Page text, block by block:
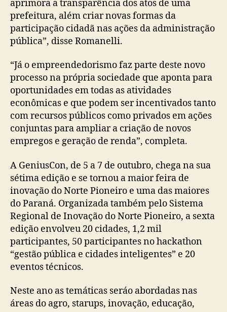
aprimora a transparência dos atos de uma
prefeitura, além criar novas formas da
participação cidadã nas ações da administração
pública”, disse Romanelli.
“Já o empreendedorismo faz parte deste novo
processo na própria sociedade que aponta para
oportunidades em todas as atividades
econômicas e que podem ser incentivados tanto
com recursos públicos como privados em ações
conjuntas para ampliar a criação de novos
empregos e geração de renda”, completa.
A GeniusCon, de 5 a 7 de outubro, chega na sua
sétima edição e se tornou a maior feira de
inovação do Norte Pioneiro e uma das maiores
do Paraná. Organizada também pelo Sistema
Regional de Inovação do Norte Pioneiro, a sexta
edição envolveu 20 cidades, 1,2 mil
participantes, 50 participantes no hackathon
“gestão pública e cidades inteligentes” e 20
eventos técnicos.
Neste ano as temáticas seráo abordadas nas
áreas do agro, starups, inovação, educação,